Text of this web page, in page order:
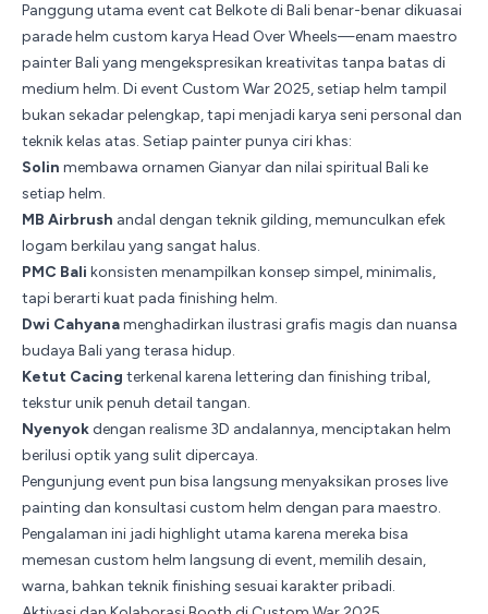
Panggung utama event cat Belkotedi Bali benar-benar dikuasai
parade helm custom karya Head Over Wheels—enam maestro
painter Bali yang mengekspresikan kreativitas tanpa batas di
medium helm. Di event Custom War 2025, setiap helm tampil
bukan sekadar pelengkap, tapi menjadi karya seni personal dan
teknik kelas atas. Setiap painter punya ciri khas:
Solin membawa ornamen Gianyar dan nilai spiritual Bali ke
setiap helm.
MB Airbrush andal dengan teknik gilding, memunculkan efek
logam berkilau yang sangat halus.
PMC Bali konsisten menampilkan konsep simpel, minimalis,
tapi berarti kuat pada finishing helm.
Dwi Cahyanamenghadirkan ilustrasi grafis magis dan nuansa
budaya Bali yang terasa hidup.
Ketut Cacing terkenal karena lettering dan finishing tribal,
tekstur unik penuh detail tangan.
Nyenyokdengan realisme 3D andalannya, menciptakan helm
berilusi optik yang sulit dipercaya.
Pengunjung event pun bisa langsung menyaksikan proses live
painting dan konsultasi custom helm dengan para maestro.
Pengalaman ini jadi highlight utama karena mereka bisa
memesan custom helm langsung di event, memilih desain,
warna, bahkan teknik finishing sesuai karakter pribadi.